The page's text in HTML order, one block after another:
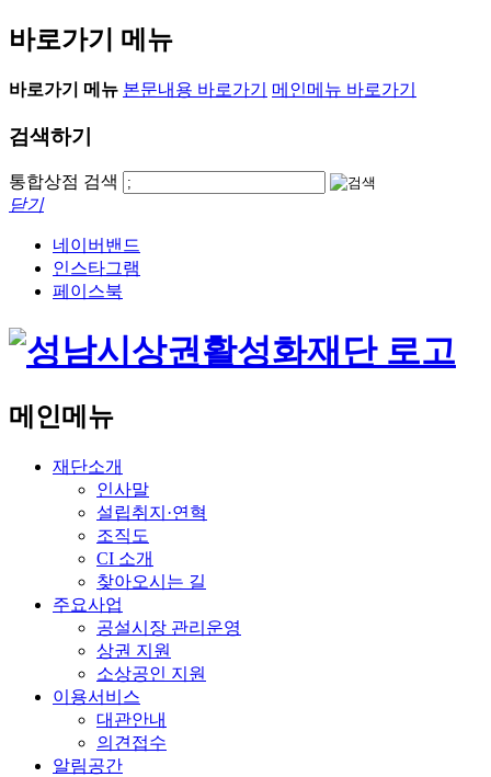
바로가기 메뉴
바로가기 메뉴 본문내용 바로가기 메인메뉴 바로가기
검색하기
통합상점 검색
닫기
네이버밴드
인스타그램
페이스북
메인메뉴
재단소개
인사말
설립취지·연혁
조직도
CI 소개
찾아오시는 길
주요사업
공설시장 관리운영
상권 지원
소상공인 지원
이용서비스
대관안내
의견접수
알림공간